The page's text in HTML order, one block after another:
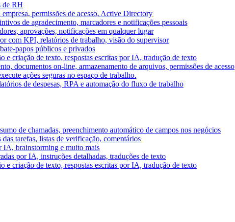
de RH
permissões de acesso, Active Directory
de agradecimento, marcadores e notificações pessoais
aprovações, notificações em qualquer lugar
com KPI, relatórios de trabalho, visão do supervisor
papos públicos e privados
e criação de texto, respostas escritas por IA, tradução de texto
documentos on-line, armazenamento de arquivos, permissões de acesso
ações seguras no espaço de trabalho.
de despesas, RPA e automação do fluxo de trabalho
de chamadas, preenchimento automático de campos nos negócios
tarefas, listas de verificação, comentários
IA, brainstorming e muito mais
por IA, instruções detalhadas, traduções de texto
e criação de texto, respostas escritas por IA, tradução de texto